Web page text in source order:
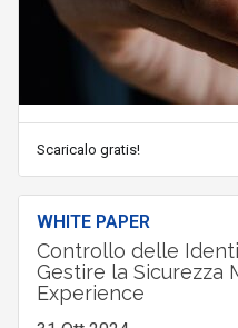
Scaricalo gratis!
WHITE PAPER
Controllo delle
Gestire la Sicurezza
Experience